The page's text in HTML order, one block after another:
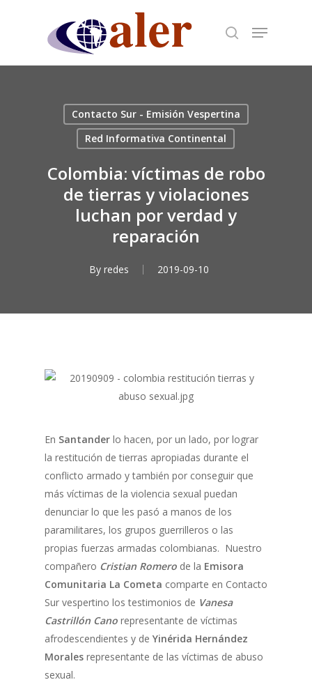
content
Contacto Sur - Emisión Vespertina
Red Informativa Continental
Colombia: víctimas de robo
de tierras y violaciones
luchan por verdad y
reparación
By redes 2019-09-10
En Santander lo hacen, por un lado, por lograr
la restitución de tierras apropiadas durante el
conflicto armado y también por conseguir que
más víctimas de la violencia sexual puedan
denunciar lo que les pasó a manos de los
paramilitares, los grupos guerrilleros o las
propias fuerzas armadas colombianas. Nuestro
compañero Cristian Romero de la Emisora
Comunitaria La Cometa comparte en Contacto
Sur vespertino los testimonios de Vanesa
Castrillón Cano representante de víctimas
afrodescendientes y de Yinérida Hernández
Morales representante de las víctimas de abuso
sexual.